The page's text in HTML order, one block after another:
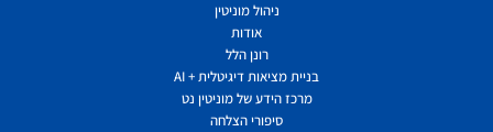
ניהול מוניטין
אודות
רונן הלל
בניית מציאות דיגיטלית + AI
מרכז הידע של מוניטין נט
סיפורי הצלחה